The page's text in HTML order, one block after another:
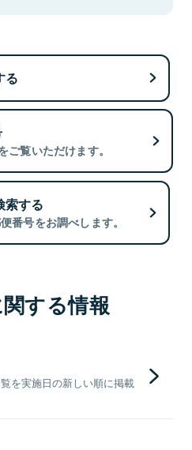
る
ご覧いただけます。
索する
番号をお調べします。
する情報
を実施日の新しい順に掲載